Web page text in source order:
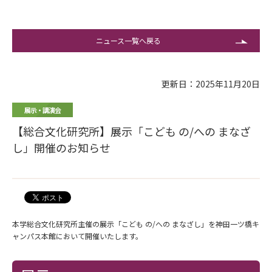
ニュース一覧へ戻る
更新日：2025年11月20日
展示・講演会
【総合文化研究所】展示「こども の/への まなざ
し」開催のお知らせ
本学総合文化研究所主催の展示「こども の/への まなざし」を神田一ツ橋キ
ャンパス本館において開催いたします。